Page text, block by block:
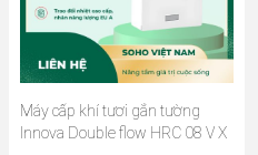
Máy cấp khí tươi gắn tường
Innova Double flow HRC 08 V X